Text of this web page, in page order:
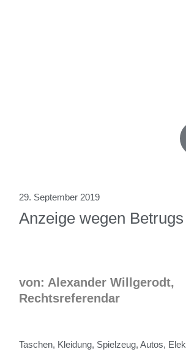
29. September 2019
Anzeige wegen
von: Alexander Willgerodt,
Rechtsreferendar
Taschen, Kleidung, Spielzeug, Autos,